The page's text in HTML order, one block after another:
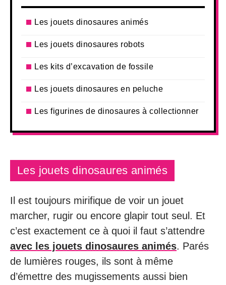
Les jouets dinosaures animés
Les jouets dinosaures robots
Les kits d’excavation de fossile
Les jouets dinosaures en peluche
Les figurines de dinosaures à collectionner
Les jouets dinosaures animés
Il est toujours mirifique de voir un jouet
marcher, rugir ou encore glapir tout seul. Et
c’est exactement ce à quoi il faut s’attendre
avec les jouets dinosaures animés. Parés
de lumières rouges, ils sont à même
d’émettre des mugissements aussi bien